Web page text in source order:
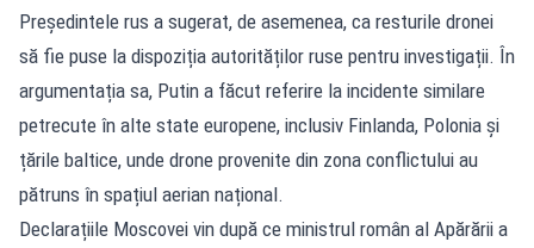
Președintele rus a sugerat, de asemenea, ca resturile dronei
să fie puse la dispoziția autorităților ruse pentru investigații. În
argumentația sa, Putin a făcut referire la incidente similare
petrecute în alte state europene, inclusiv Finlanda, Polonia și
țările baltice, unde drone provenite din zona conflictului au
pătruns în spațiul aerian național.
Declarațiile Moscovei vin după ce ministrul român al Apărării a